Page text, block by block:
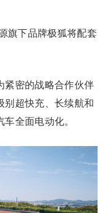
旗下品牌极狐将配套
紧密的战略合作伙伴
别超快充、长续航和
全面电动化。